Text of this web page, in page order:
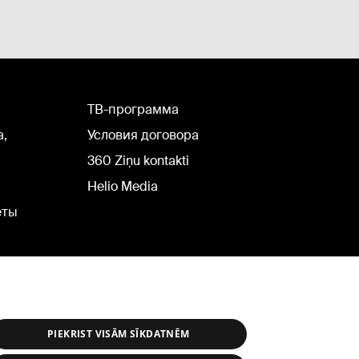
TВ-программа
Условия договора
360 Ziņu kontakti
Helio Media
PIEKRIST VISĀM SĪKDATNĒM